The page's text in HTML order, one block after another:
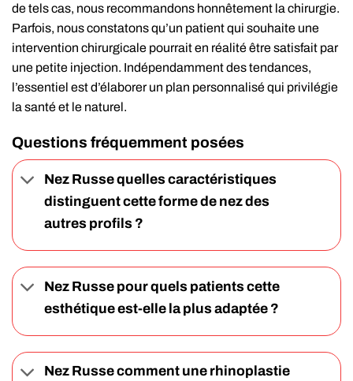
de tels cas, nous recommandons honnêtement la chirurgie.
Parfois, nous constatons qu’un patient qui souhaite une
intervention chirurgicale pourrait en réalité être satisfait par
une petite injection. Indépendamment des tendances,
l’essentiel est d’élaborer un plan personnalisé qui privilégie
la santé et le naturel.
Questions fréquemment posées
Nez Russe quelles caractéristiques
distinguent cette forme de nez des
autres profils ?
Nez Russe pour quels patients cette
esthétique est-elle la plus adaptée ?
Nez Russe comment une rhinoplastie